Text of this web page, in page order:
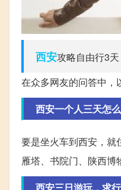
西安攻略自由行3天
在众多网友的问答中，
西安一个人三天怎
要是坐火车到西安，就
雁塔、书院门、陕西博